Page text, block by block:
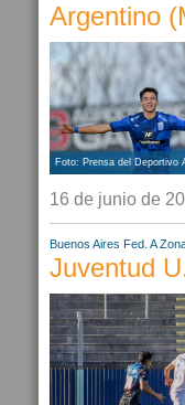
Argentino
Foto: Prensa del Deportivo
16 de junio de
Buenos Aires Fed. A
Juventud